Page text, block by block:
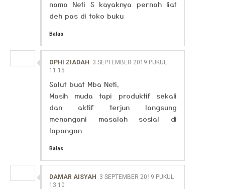
nama Neti S kayaknya pernah liat
deh pas di toko buku
Balas
OPHI ZIADAH 3 SEPTEMBER 2019 PUKUL
11.15
Salut buat Mba Neti,
Masih muda tapi produktif sekali
dan aktif terjun langsung
menangani masalah sosial di
lapangan
Balas
DAMAR AISYAH 3 SEPTEMBER 2019 PUKUL
13.10